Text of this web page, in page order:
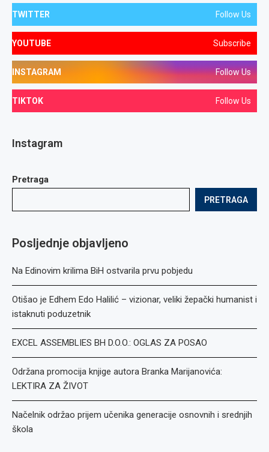
TWITTER Follow Us
YOUTUBE Subscribe
INSTAGRAM Follow Us
TIKTOK Follow Us
Instagram
Pretraga
PRETRAGA
Posljednje objavljeno
Na Edinovim krilima BiH ostvarila prvu pobjedu
Otišao je Edhem Edo Halilić – vizionar, veliki žepački humanist i
istaknuti poduzetnik
EXCEL ASSEMBLIES BH D.O.O.: OGLAS ZA POSAO
Održana promocija knjige autora Branka Marijanovića:
LEKTIRA ZA ŽIVOT
Načelnik održao prijem učenika generacije osnovnih i srednjih
škola